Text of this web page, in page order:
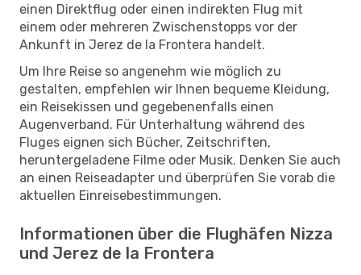
einen Direktflug oder einen indirekten Flug mit
einem oder mehreren Zwischenstopps vor der
Ankunft in Jerez de la Frontera handelt.
Um Ihre Reise so angenehm wie möglich zu
gestalten, empfehlen wir Ihnen bequeme Kleidung,
ein Reisekissen und gegebenenfalls einen
Augenverband. Für Unterhaltung während des
Fluges eignen sich Bücher, Zeitschriften,
heruntergeladene Filme oder Musik. Denken Sie auch
an einen Reiseadapter und überprüfen Sie vorab die
aktuellen Einreisebestimmungen.
Informationen über die Flughäfen Nizza
und Jerez de la Frontera